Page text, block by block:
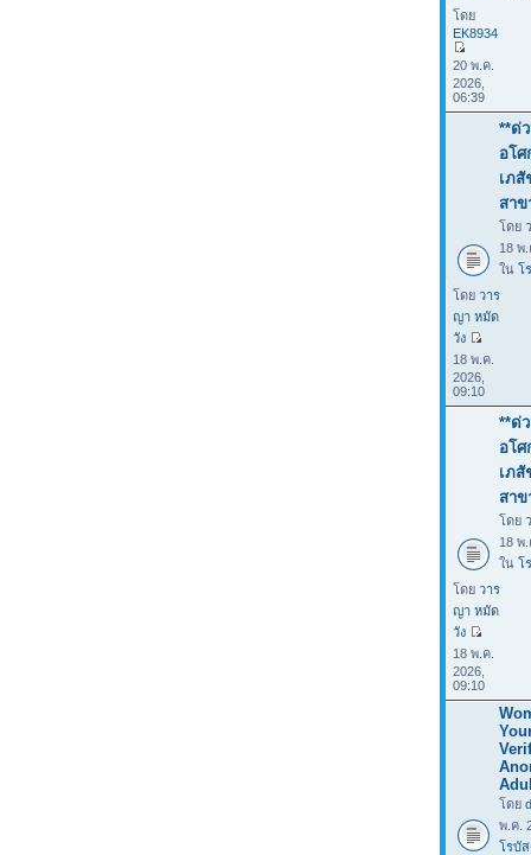
โดย
EK8934
20 พ.ค.
2026,
06:39
**ด่
อโ
เภสั
สาข
โดย
18 พ
ใน โ
โดย วาร
ญา หมัด
วัง
18 พ.ค.
2026,
09:10
**ด่
อโ
เภสั
สาข
โดย
18 พ
ใน โ
โดย วาร
ญา หมัด
วัง
18 พ.ค.
2026,
09:10
โดย
พ.ค.
โรบั